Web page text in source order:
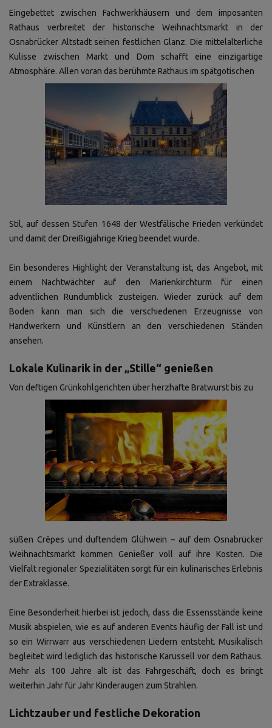
Eingebettet zwischen Fachwerkhäusern und dem imposanten
Rathaus verbreitet der historische Weihnachtsmarkt in der
Osnabrücker Altstadt seinen festlichen Glanz. Die mittelalterliche
Kulisse zwischen Markt und Dom schafft eine einzigartige
Atmosphäre. Allen voran das berühmte Rathaus im spätgotischen
Stil, auf dessen Stufen 1648 der Westfälische Frieden verkündet
und damit der Dreißigjährige Krieg beendet wurde.
Ein besonderes Highlight der Veranstaltung ist, das Angebot, mit
einem Nachtwächter auf den Marienkirchturm für einen
adventlichen Rundumblick zusteigen. Wieder zurück auf dem
Boden kann man sich die verschiedenen Erzeugnisse von
Handwerkern und Künstlern an den verschiedenen Ständen
ansehen.
Lokale Kulinarik in der „Stille“ genießen
Von deftigen Grünkohlgerichten über herzhafte Bratwurst bis zu
süßen Crêpes und duftendem Glühwein – auf dem Osnabrücker
Weihnachtsmarkt kommen Genießer voll auf ihre Kosten. Die
Vielfalt regionaler Spezialitäten sorgt für ein kulinarisches Erlebnis
der Extraklasse.
Eine Besonderheit hierbei ist jedoch, dass die Essensstände keine
Musik abspielen, wie es auf anderen Events häufig der Fall ist und
so ein Wirrwarr aus verschiedenen Liedern entsteht. Musikalisch
begleitet wird lediglich das historische Karussell vor dem Rathaus.
Mehr als 100 Jahre alt ist das Fahrgeschäft, doch es bringt
weiterhin Jahr für Jahr Kinderaugen zum Strahlen.
Lichtzauber und festliche Dekoration